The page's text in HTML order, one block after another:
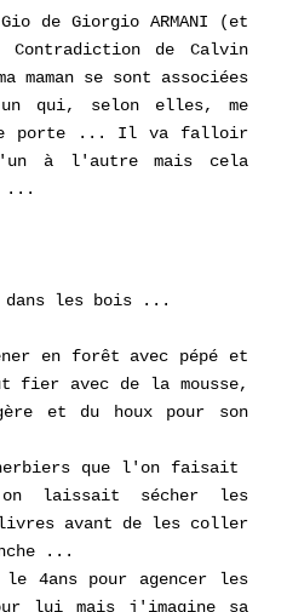
de Giorgio ARMANI (et
de Calvin
maman se sont associées
qui, selon elles, me
porte ... Il va falloir
à l'autre mais cela
...
dans les bois ...
en forêt avec pépé et
fier avec de la mousse,
et du houx pour son
que l'on faisait
laissait sécher les
avant de les coller
...
le 4ans pour agencer les
lui mais j'imagine sa